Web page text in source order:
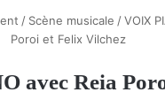
/ Scène musicale / VOIX
Poroi et Felix Vilchez
avec Reia